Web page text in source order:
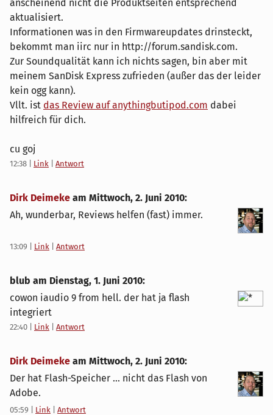
anscheinend nicht die Produktseiten entsprechend
aktualisiert.
Informationen was in den Firmwareupdates drinsteckt,
bekommt man iirc nur in http://forum.sandisk.com.
Zur Soundqualität kann ich nichts sagen, bin aber mit
meinem SanDisk Express zufrieden (außer das der leider
kein ogg kann).
Vllt. ist das Review auf anythingbutipod.com dabei
hilfreich für dich.
cu goj
12:38 Link Antwort
Dirk Deimeke am Mittwoch, 2. Juni 2010:
Ah, wunderbar, Reviews helfen (fast) immer.
13:09 Link Antwort
blub am Dienstag, 1. Juni 2010:
cowon iaudio 9 from hell. der hat ja flash
integriert
22:40 Link Antwort
Dirk Deimeke am Mittwoch, 2. Juni 2010:
Der hat Flash-Speicher ... nicht das Flash von
Adobe.
05:59 Link Antwort